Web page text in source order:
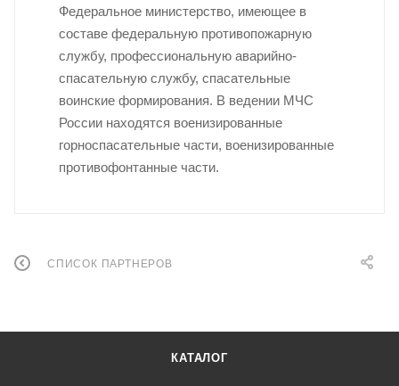
Федеральное министерство, имеющее в
составе федеральную противопожарную
службу, профессиональную аварийно-
спасательную службу, спасательные
воинские формирования. В ведении МЧС
России находятся военизированные
горноспасательные части, военизированные
противофонтанные части.
СПИСОК ПАРТНЕРОВ
КАТАЛОГ